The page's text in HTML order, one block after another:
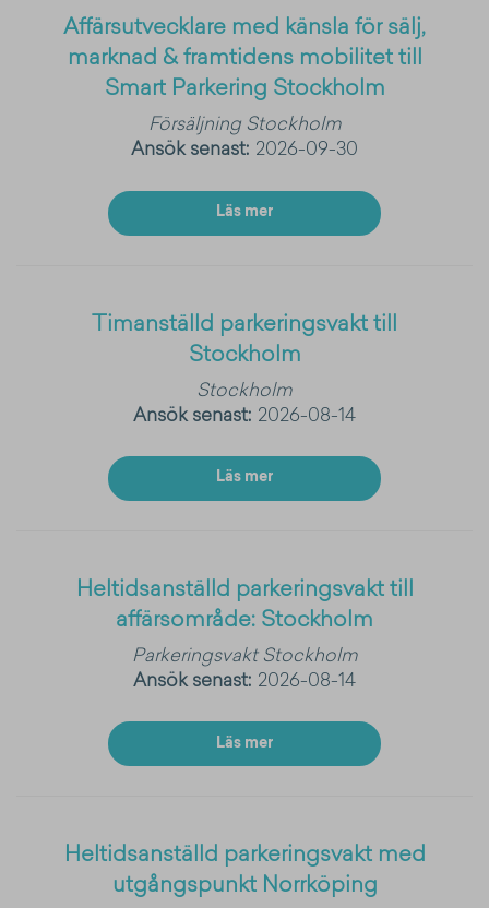
Affärsutvecklare med känsla för sälj,
marknad & framtidens mobilitet till
Smart Parkering Stockholm
Försäljning Stockholm
Ansök senast: 2026-09-30
Läs mer
Timanställd parkeringsvakt till
Stockholm
Stockholm
Ansök senast: 2026-08-14
Läs mer
Heltidsanställd parkeringsvakt till
affärsområde: Stockholm
Parkeringsvakt Stockholm
Ansök senast: 2026-08-14
Läs mer
Heltidsanställd parkeringsvakt med
utgångspunkt Norrköping